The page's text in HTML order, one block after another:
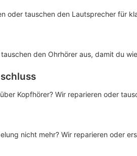
oder tauschen den Lautsprecher für
den Ohrhörer aus, damit du
Kopfhörer? Wir reparieren oder
nicht mehr? Wir reparieren oder